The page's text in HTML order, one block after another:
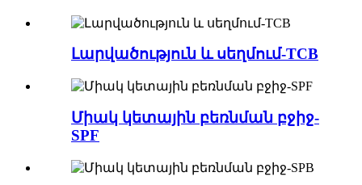
Լարվածություն և սեղմում-TCB
Միակ կետային բեռնման բջիջ-
SPF